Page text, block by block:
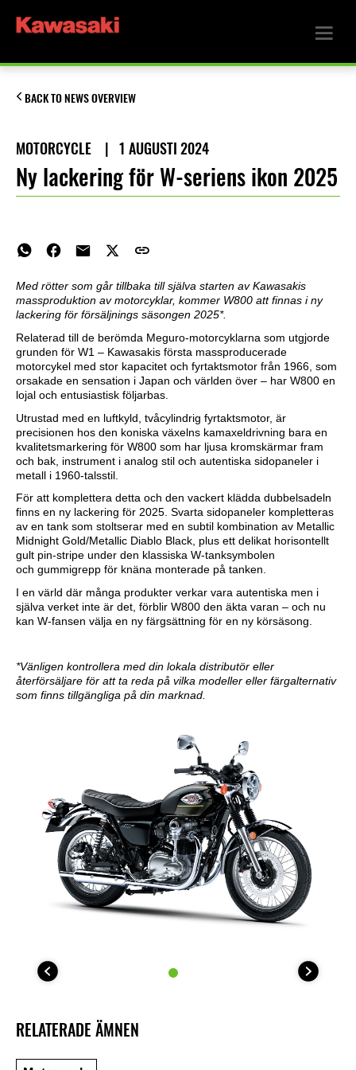
BACK TO NEWS OVERVIEW
MOTORCYCLE | 1 AUGUSTI 2024
Ny lackering för W-seriens ikon 2025
Med rötter som går tillbaka till själva starten av Kawasakis
massproduktion av motorcyklar, kommer W800 att finnas i ny
lackering för försäljnings säsongen 2025*.
Relaterad till de berömda Meguro-motorcyklarna som utgjorde
grunden för W1 – Kawasakis första massproducerade
motorcykel med stor kapacitet och fyrtaktsmotor från 1966, som
orsakade en sensation i Japan och världen över – har W800 en
lojal och entusiastisk följarbas.
Utrustad med en luftkyld, tvåcylindrig fyrtaktsmotor, är
precisionen hos den koniska växelns kamaxeldrivning bara en
kvalitetsmarkering för W800 som har ljusa kromskärmar fram
och bak, instrument i analog stil och autentiska sidopaneler i
metall i 1960-talsstil.
För att komplettera detta och den vackert klädda dubbelsadeln
finns en ny lackering för 2025. Svarta sidopaneler kompletteras
av en tank som stoltserar med en subtil kombination av Metallic
Midnight Gold/Metallic Diablo Black, plus ett delikat horisontellt
gult pin-stripe under den klassiska W-tanksymbolen
och gummigrepp för knäna monterade på tanken.
I en värld där många produkter verkar vara autentiska men i
själva verket inte är det, förblir W800 den äkta varan – och nu
kan W-fansen välja en ny färgsättning för en ny körsäsong.
*Vänligen kontrollera med din lokala distributör eller
återförsäljare för att ta reda på vilka modeller eller färgalternativ
som finns tillgängliga på din marknad.
RELATERADE ÄMNEN